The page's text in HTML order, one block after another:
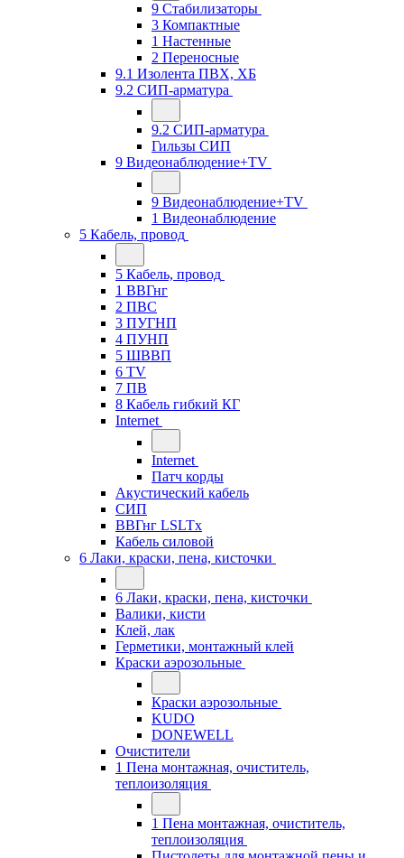
9 Стабилизаторы
3 Компактные
1 Настенные
2 Переносные
9.1 Изолента ПВХ, ХБ
9.2 СИП-арматура
9.2 СИП-арматура
Гильзы СИП
9 Видеонаблюдение+TV
9 Видеонаблюдение+TV
1 Видеонаблюдение
5 Кабель, провод
5 Кабель, провод
1 ВВГнг
2 ПВС
3 ПУГНП
4 ПУНП
5 ШВВП
6 TV
7 ПВ
8 Кабель гибкий КГ
Internet
Internet
Патч корды
Акустический кабель
СИП
ВВГнг LSLTx
Кабель силовой
6 Лаки, краски, пена, кисточки
6 Лаки, краски, пена, кисточки
Валики, кисти
Клей, лак
Герметики, монтажный клей
Краски аэрозольные
Краски аэрозольные
KUDO
DONEWELL
Очистители
1 Пена монтажная, очиститель,
теплоизоляция
1 Пена монтажная, очиститель,
теплоизоляция